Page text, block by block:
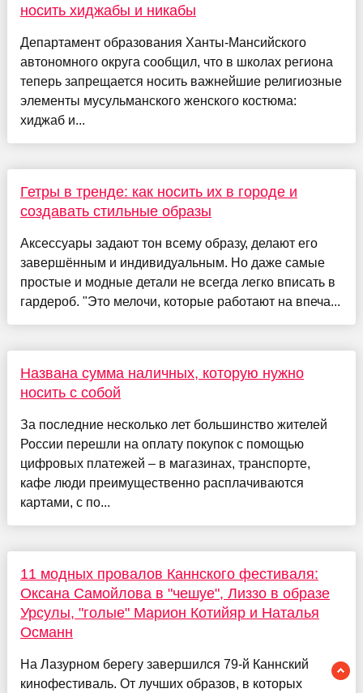
носить хиджабы и никабы
Департамент образования Ханты-Мансийского
автономного округа сообщил, что в школах региона
теперь запрещается носить важнейшие религиозные
элементы мусульманского женского костюма:
хиджаб и...
Гетры в тренде: как носить их в городе и
создавать стильные образы
Аксессуары задают тон всему образу, делают его
завершённым и индивидуальным. Но даже самые
простые и модные детали не всегда легко вписать в
гардероб. "Это мелочи, которые работают на впеча...
Названа сумма наличных, которую нужно
носить с собой
За последние несколько лет большинство жителей
России перешли на оплату покупок с помощью
цифровых платежей – в магазинах, транспорте,
кафе люди преимущественно расплачиваются
картами, с по...
11 модных провалов Каннского фестиваля:
Оксана Самойлова в "чешуе", Лиззо в образе
Урсулы, "голые" Марион Котийяр и Наталья
Османн
На Лазурном берегу завершился 79-й Каннский
кинофестиваль. От лучших образов, в которых